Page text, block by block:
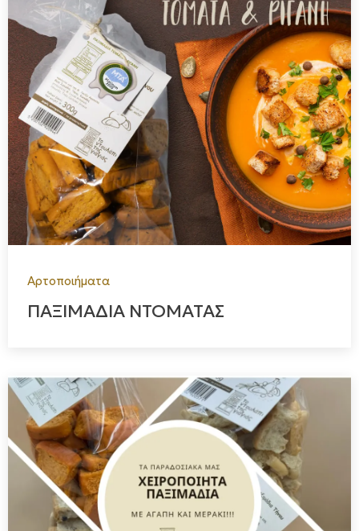
Αρτοποιήματα
ΠΑΞΙΜΑΔΙΑ ΝΤΟΜΑΤΑΣ